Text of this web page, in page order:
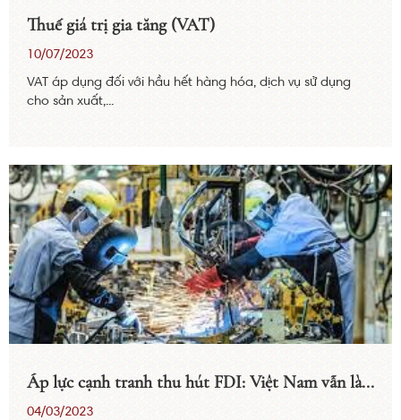
Thuế giá trị gia tăng (VAT)
10/07/2023
VAT áp dụng đối với hầu hết hàng hóa, dịch vụ sử dụng
cho sản xuất,...
Áp lực cạnh tranh thu hút FDI: Việt Nam vẫn là...
04/03/2023